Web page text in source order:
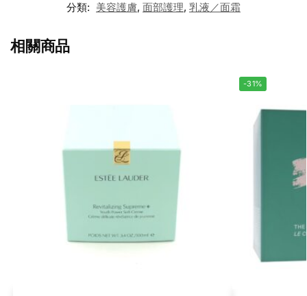
分類: 美容護膚, 面部護理, 乳液／面霜
相關商品
-31%